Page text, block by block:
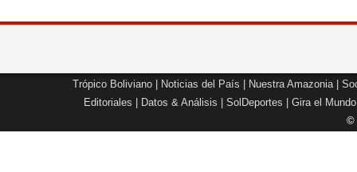
Trópico Boliviano Noticias del País Nuestra Amazonia|
Editoriales
Datos & Análisis SolDeportes Gira el Mundo
©